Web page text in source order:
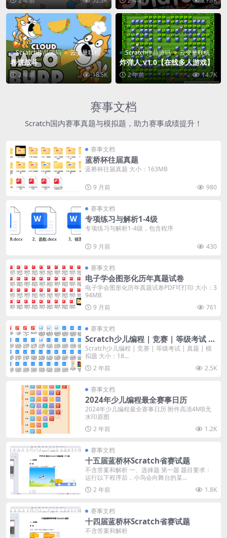
Scratch作品源码 云变量联机
卷饼战斗
2 年前 18.5K
Scratch作品源码 云变量联机
炸弹人 v1.0【在线多人游戏】
2 年前 14.7K
赛事文档
Scratch国内赛事真题与模拟题，助力赛事成绩提升！
赛事文档
蓝桥杯往届真题
蓝桥杯往届真题 大小：163MB
9 月前 980
赛事文档
专项练习与解析1-4级
专项练习与解析1-4级，包含程序
9 月前 430
赛事文档
电子学会图形化历年真题试卷
电子学会图形化历年真题试卷PDF可打印 大小：3
94MB
9 月前
761
赛事文档
Scratch少儿编程 | 竞赛 | 等级考试 |
真题 | 模拟题
Scratch少儿编程 | 竞赛 | 等级考试 | 真题 | 模
拟题 大小：18...
2 年前
2.5K
赛事文档
2024年少儿编程最全赛事日历
2024年少儿编程最全赛事日历 附件高清4MB无
水印原图
2 年前
1.2K
赛事文档
十五届蓝桥杯Scratch省赛试题
不含答案和解析 一、选择题 第一题 题目要求：
运行以下程序后，小鸟会向舞台的某...
2 年前
1.8K
赛事文档
十四届蓝桥杯Scratch省赛试题
不含答案和解析